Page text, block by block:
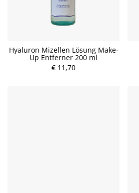
Hyaluron Mizellen Lösung Make-
Up Entferner 200 ml
€ 11,70